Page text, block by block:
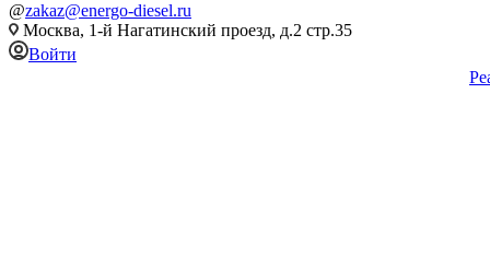
@zakaz@energo-diesel.ru
Москва, 1-й Нагатинский проезд, д.2 стр.35
Войти